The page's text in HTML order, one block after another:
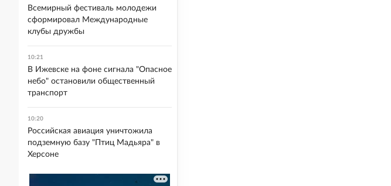
Всемирный фестиваль молодежи
сформировал Международные
клубы дружбы
10:21
В Ижевске на фоне сигнала "Опасное
небо" остановили общественный
транспорт
10:20
Российская авиация уничтожила
подземную базу "Птиц Мадьяра" в
Херсоне